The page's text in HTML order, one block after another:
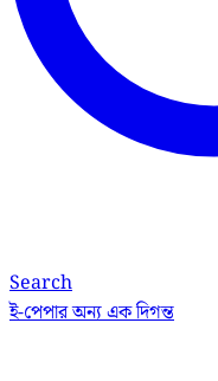
Search
ই-পেপারঅন্য এক দিগন্ত